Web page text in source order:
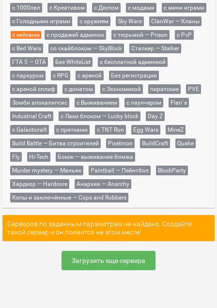
с 1000лвл c Креативом с Дюпом с модами
с мини играми
с Голодными играми
с оружием Sky Wars
ClanWar — Кланы
с кейсами
с продажей админок с тюрьмой — Prison
с PvP
с Bed Wars
со скайблоком — SkyBlock
Сталкер — Stalker
ГТА 5 — GTA
Без WhiteList
с бесплатной админкой
с паркуром
с RPG с ареной
Без регистрации
с ареной сплиф
с донатом с Экономикой пиратские
PVE
Зомби апокалипсис
с Выживанием с лаунчером
Flan`s
Industrial Craft
с Лаки блоком — Lucky block
Day Z
с Galacticraft
с прятками с TNT Run Egg Wars
MineZ
Build Battle — Битва строителей
Pixelmon BuildCraft
Quake
Fly
Hi-Tech
Бомж — выживание бомжа
Murder mystery — Маньяк
Paintball — Пейнтбол
BlockParty
Хардкор — Hardcore
Анархия — Anarchy
Копы и заключённые — Cops and Robbers
Серверов по заданным параметрам не найдено. Создайте
такой сервер и он появится на этом месте!
Загрузить еще сервера